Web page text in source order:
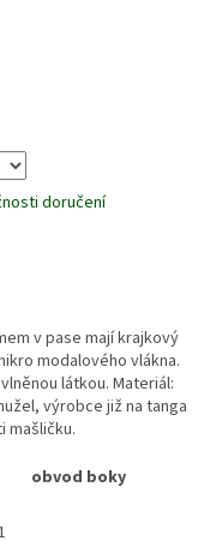
doručení
v pase mají krajkový
modalového vlákna.
látkou. Materiál:
výrobce již na tanga
mašličku.
obvod boky